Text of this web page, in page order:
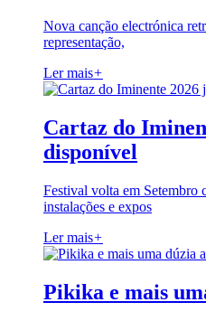
Nova canção electrónica
representação,
Ler mais+
Cartaz do
disponível
Festival volta em Setembro
instalações e expos
Ler mais+
Pikika e mais